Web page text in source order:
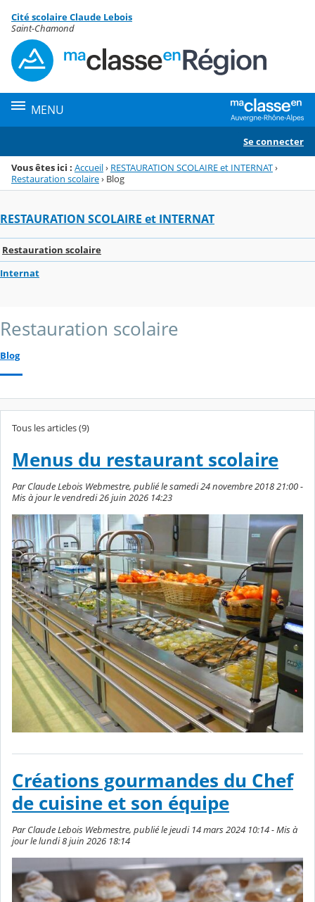
Menu de la rubrique
Contenu
Cité scolaire Claude Lebois
Saint-Chamond
MENU
Se connecter
Vous êtes ici : Accueil› RESTAURATION SCOLAIRE et INTERNAT›
Restauration scolaire› Blog
RESTAURATION SCOLAIRE et INTERNAT
Restauration scolaire
Internat
Restauration scolaire
Blog
Tous les articles (9)
Menus du restaurant scolaire
Par Claude Lebois Webmestre, publié le samedi 24 novembre 2018 21:00 -
Mis à jour le vendredi 26 juin 2026 14:23
Créations gourmandes du Chef
de cuisine et son équipe
Par Claude Lebois Webmestre, publié le jeudi 14 mars 2024 10:14 - Mis à
jour le lundi 8 juin 2026 18:14